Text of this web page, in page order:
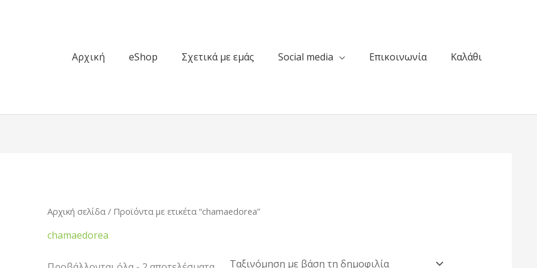
Αρχική
eShop Σχετικά με εμάς Social media Επικοινωνία Καλάθι
Αρχική σελίδα/ Προϊόντα με ετικέτα “chamaedorea”
chamaedorea